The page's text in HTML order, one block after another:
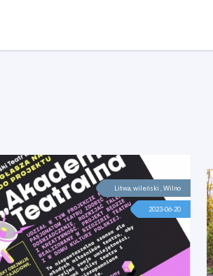
Litwa, wileński , Wilno
2023-06-20